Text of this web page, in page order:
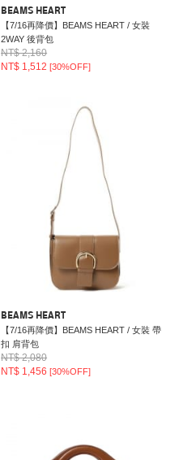
BEAMS HEART
【7/16再降價】BEAMS HEART / 女裝
2WAY 後背包
NT$ 2,160
NT$ 1,512[30%OFF]
BEAMS HEART
【7/16再降價】BEAMS HEART / 女裝 帶
扣 肩背包
NT$ 2,080
NT$ 1,456[30%OFF]